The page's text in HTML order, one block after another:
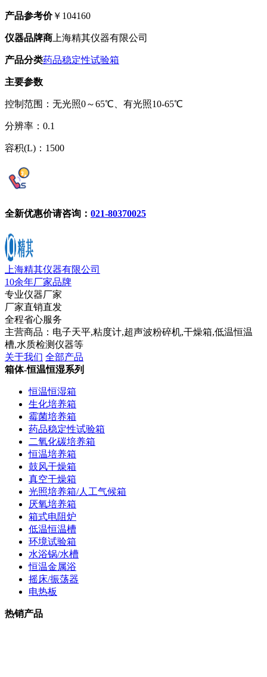
产品参考价￥104160
仪器品牌商 上海精其仪器有限公司
产品分类药品稳定性试验箱
主要参数
控制范围：无光照0～65℃、有光照10-65℃
分辨率：0.1
容积(L)：1500
全新优惠价请咨询： 021-80370025
上海精其仪器有限公司
10余年厂家品牌
专业仪器厂家
厂家直销直发
全程省心服务
主营商品：电子天平,粘度计,超声波粉碎机,干燥箱,低温恒温
槽,水质检测仪器等
关于我们 全部产品
箱体-恒温恒湿系列
恒温恒湿箱
生化培养箱
霉菌培养箱
药品稳定性试验箱
二氧化碳培养箱
恒温培养箱
鼓风干燥箱
真空干燥箱
光照培养箱/人工气候箱
厌氧培养箱
箱式电阻炉
低温恒温槽
环境试验箱
水浴锅/水槽
恒温金属浴
摇床/振荡器
电热板
热销产品